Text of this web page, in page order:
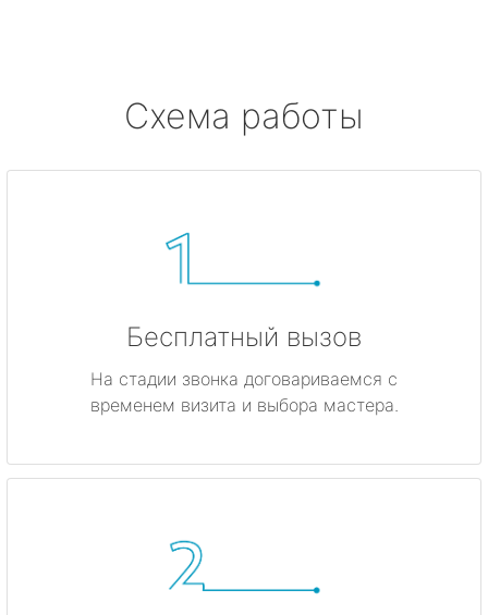
Схема работы
Бесплатный вызов
На стадии звонка договариваемся с
временем визита и выбора мастера.